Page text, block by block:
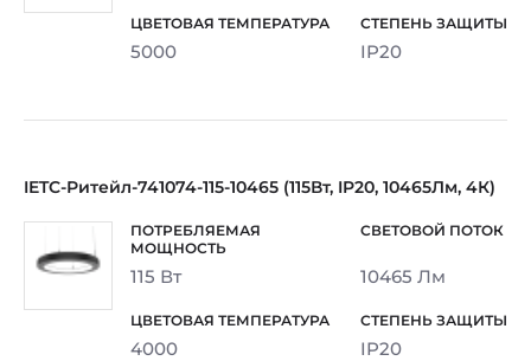
5000 IP20
IETC-Ритейл-741074-115-10465 (115Вт, IP20, 10465Лм, 4К)
115 Вт 10465 Лм
4000 IP20